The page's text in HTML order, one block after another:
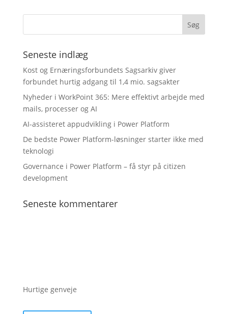
Seneste indlæg
Kost og Ernæringsforbundets Sagsarkiv giver
forbundet hurtig adgang til 1,4 mio. sagsakter
Nyheder i WorkPoint 365: Mere effektivt arbejde med
mails, processer og AI
AI-assisteret appudvikling i Power Platform
De bedste Power Platform-løsninger starter ikke med
teknologi
Governance i Power Platform – få styr på citizen
development
Seneste kommentarer
Hurtige genveje